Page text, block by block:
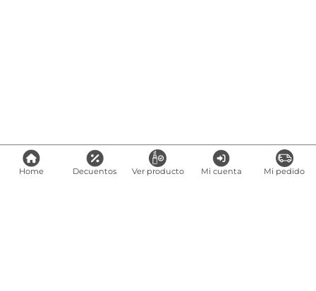
Home Decuentos Ver producto Mi cuenta Mi pedido